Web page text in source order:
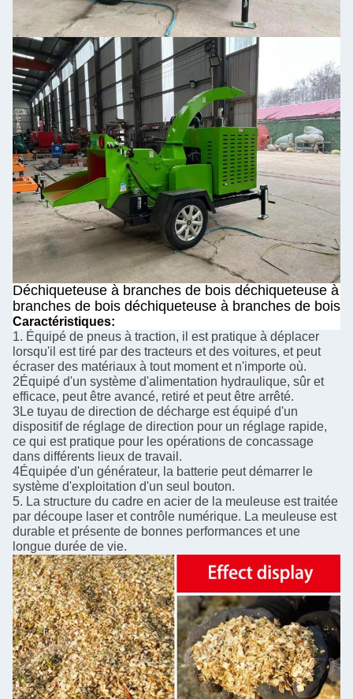
Déchiqueteuse à branches de bois déchiqueteuse à
branches de bois déchiqueteuse à branches de bois
Caractéristiques:
1. Équipé de pneus à traction, il est pratique à déplacer
lorsqu'il est tiré par des tracteurs et des voitures, et peut
écraser des matériaux à tout moment et n'importe où.
2Équipé d'un système d'alimentation hydraulique, sûr et
efficace, peut être avancé, retiré et peut être arrêté.
3Le tuyau de direction de décharge est équipé d'un
dispositif de réglage de direction pour un réglage rapide,
ce qui est pratique pour les opérations de concassage
dans différents lieux de travail.
4Équipée d'un générateur, la batterie peut démarrer le
système d'exploitation d'un seul bouton.
5. La structure du cadre en acier de la meuleuse est traitée
par découpe laser et contrôle numérique. La meuleuse est
durable et présente de bonnes performances et une
longue durée de vie.